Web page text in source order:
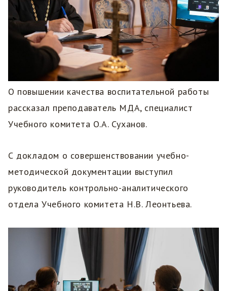
О повышении качества воспитательной работы
рассказал преподаватель МДА, специалист
Учебного комитета О.А. Суханов.
С докладом о совершенствовании учебно-
методической документации выступил
руководитель контрольно-аналитического
отдела Учебного комитета Н.В. Леонтьева.